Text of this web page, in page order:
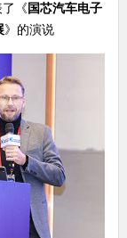
《 国芯汽车电子
》的演说